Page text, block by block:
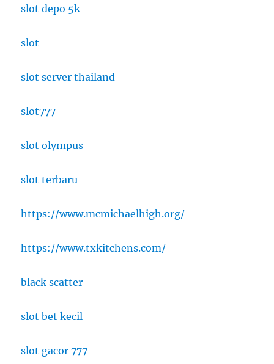
slot depo 5k
slot
slot server thailand
slot777
slot olympus
slot terbaru
https://www.mcmichaelhigh.org/
https://www.txkitchens.com/
black scatter
slot bet kecil
slot gacor 777